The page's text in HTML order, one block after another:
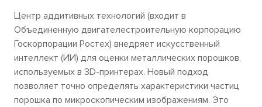
Центр аддитивных технологий (входит в
Объединенную двигателестроительную корпорацию
Госкорпорации Ростех) внедряет искусственный
интеллект (ИИ) для оценки металлических порошков,
используемых в 3D-принтерах. Новый подход
позволяет точно определять характеристики частиц
порошка по микроскопическим изображениям. Это